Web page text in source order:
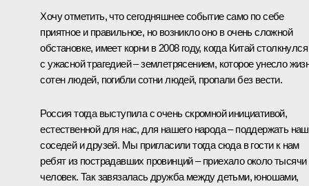
Хочу отметить, что сегодняшнее событие само по себе
приятное и правильное, но возникло оно в очень сложной
обстановке, имеет корни в 2008 году, когда Китай столкнулся
с ужасной трагедией – землетрясением, которое унесло
сотен людей, погибли сотни людей, пропали без вести.
Россия тогда выступила с очень скромной инициативой,
естественной для нас, для нашего народа – поддержать
соседей и друзей. Мы пригласили тогда сюда в гости к нам
ребят из пострадавших провинций – приехало около тысячи
человек. Так завязалась дружба между детьми, юношами,